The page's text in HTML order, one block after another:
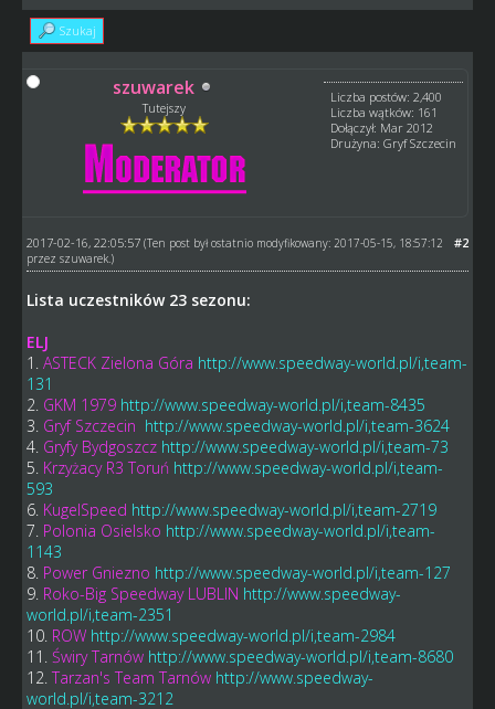
Szukaj
szuwarek
Tutejszy
Liczba postów: 2,400
Liczba wątków: 161
Dołączył: Mar 2012
Drużyna: Gryf Szczecin
#2
2017-02-16, 22:05:57 (Ten post był ostatnio modyfikowany: 2017-05-15, 18:57:12
przez szuwarek.)
Lista uczestników 23 sezonu:
ELJ
1. ASTECK Zielona Góra http://www.speedway-world.pl/i,team-
131
2. GKM 1979 http://www.speedway-world.pl/i,team-8435
3. Gryf Szczecin http://www.speedway-world.pl/i,team-3624
4. Gryfy Bydgoszcz http://www.speedway-world.pl/i,team-73
5. Krzyżacy R3 Toruń http://www.speedway-world.pl/i,team-
593
6. KugelSpeed http://www.speedway-world.pl/i,team-2719
7. Polonia Osielsko http://www.speedway-world.pl/i,team-
1143
8. Power Gniezno http://www.speedway-world.pl/i,team-127
9. Roko-Big Speedway LUBLIN http://www.speedway-
world.pl/i,team-2351
10. ROW http://www.speedway-world.pl/i,team-2984
11. Świry Tarnów http://www.speedway-world.pl/i,team-8680
12. Tarzan's Team Tarnów http://www.speedway-
world.pl/i,team-3212